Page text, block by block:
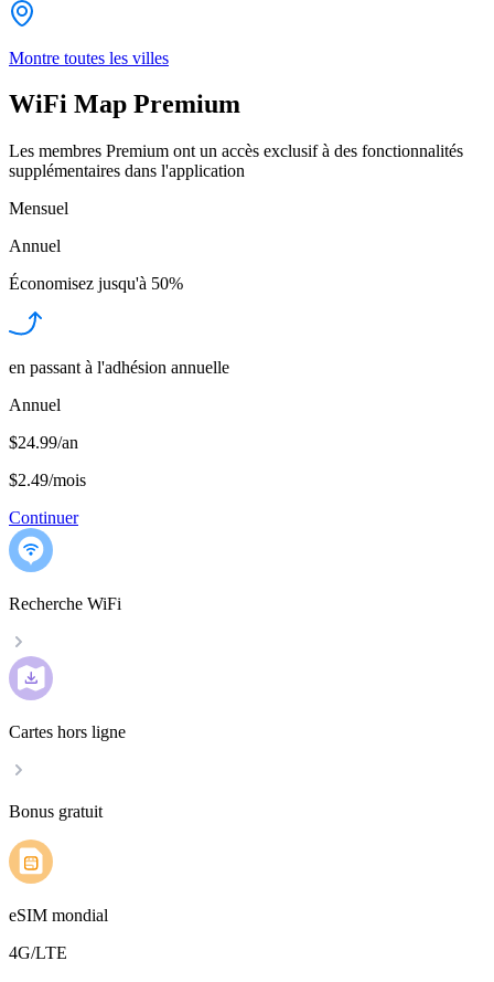
Montre toutes les villes
WiFi Map Premium
Les membres Premium ont un accès exclusif à des fonctionnalités
supplémentaires dans l'application
Mensuel
Annuel
Économisez jusqu'à 50%
en passant à l'adhésion annuelle
Annuel
$24.99/an
$2.49/mois
Continuer
Recherche WiFi
Cartes hors ligne
Bonus gratuit
eSIM mondial
4G/LTE